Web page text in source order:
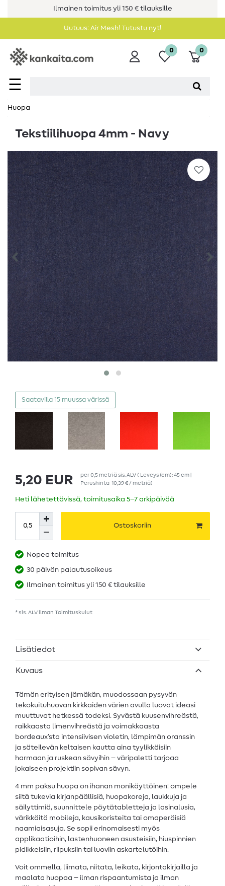
Ilmainen toimitus yli 150 € tilauksille
Uutuus: Air Mesh! Tutustu nyt!
☰
0 0
Huopa
Tekstiilihuopa 4mm - Navy
Saatavilla 15 muussa värissä
5,20 EUR per0,5 metriäsis. ALV( Leveys (cm): 45 cm |
Perushinta 10,39 € / metriä)
Heti lähetettävissä, toimitusaika 5–7 arkipäivää
Ostoskoriin
Nopea toimitus
30 päivän palautusoikeus
Ilmainen toimitus yli 150 € tilauksille
* sis. ALV ilman Toimituskulut
Lisätiedot
Kuvaus
Tämän erityisen jämäkän, muodossaan pysyvän
tekokuituhuovan kirkkaiden värien avulla luovat ideasi
muuttuvat hetkessä todeksi. Syvästä kuusenvihreästä,
raikkaasta limenvihreästä ja voimakkaasta
bordeaux’sta intensiivisen violetin, lämpimän oranssin
ja säteilevän keltaisen kautta aina tyylikkäisiin
harmaan ja ruskean sävyihin – väripaletti tarjoaa
jokaiseen projektiin sopivan sävyn.
4 mm paksu huopa on ihanan monikäyttöinen: ompele
siitä tukevia kirjanpäällisiä, huopakoreja, laukkuja ja
säilyttimiä, suunnittele pöytätabletteja ja lasinalusia,
värikkäitä mobileja, kausikoristeita tai omaperäisiä
naamiaisasuja. Se sopii erinomaisesti myös
applikaatioihin, lastenhuoneen asusteisiin, hiuspinnien
pidikkeisiin, riipuksiin tai luoviin askartelutöihin.
Voit ommella, liimata, niitata, leikata, kirjontakirjailla ja
maalata huopaa – ilman rispaantumista ja ilman